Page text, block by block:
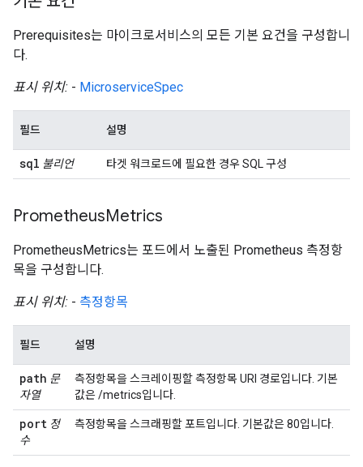
Prerequisites는 마이크로서비스의 모든 기본 요건을 구성합니
다.
표시 위치: - MicroserviceSpec
필드 설명
sql 불리언 타겟 워크로드에 필요한 경우 SQL 구성
PrometheusMetrics
PrometheusMetrics는 포드에서 노출된 Prometheus 측정항
목을 구성합니다.
표시 위치: - 측정항목
필드 설명
path 문
자열
측정항목을 스크레이핑할 측정항목 URI 경로입니다. 기본
값은 /metrics입니다.
port 정
수
측정항목을 스크래핑할 포트입니다. 기본값은 80입니다.